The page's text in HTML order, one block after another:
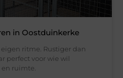
in Oostduinkerke
ritme. Rustiger dan
perfect voor wie wil
ruimte.